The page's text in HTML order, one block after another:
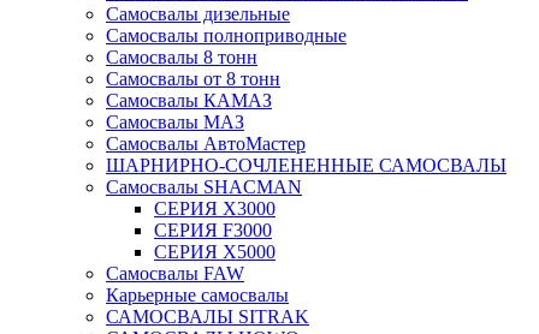
Самосвалы дизельные
Самосвалы полноприводные
Самосвалы 8 тонн
Самосвалы от 8 тонн
Самосвалы КАМАЗ
Самосвалы МАЗ
Самосвалы АвтоМастер
ШАРНИРНО-СОЧЛЕНЕННЫЕ САМОСВАЛЫ
Самосвалы SHACMAN
СЕРИЯ X3000
СЕРИЯ F3000
СЕРИЯ Х5000
Самосвалы FAW
Карьерные самосвалы
САМОСВАЛЫ SITRAK